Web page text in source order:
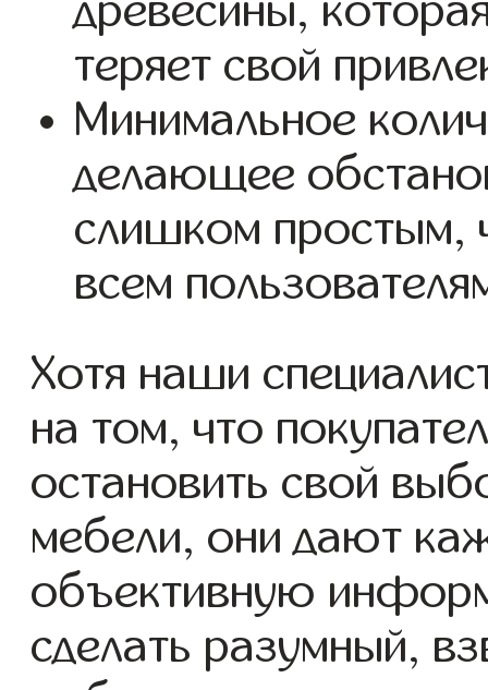
древесины,
теряет свой
Минимальное
делающее
слишком простым,
всем
Хотя наши
на том, что
остановить свой
мебели, они дают
объективную
сделать разумный,